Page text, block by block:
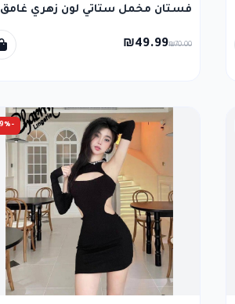
فستان مخمل ستاتي لون زهري غامق
₪49.99₪70.00
-29%